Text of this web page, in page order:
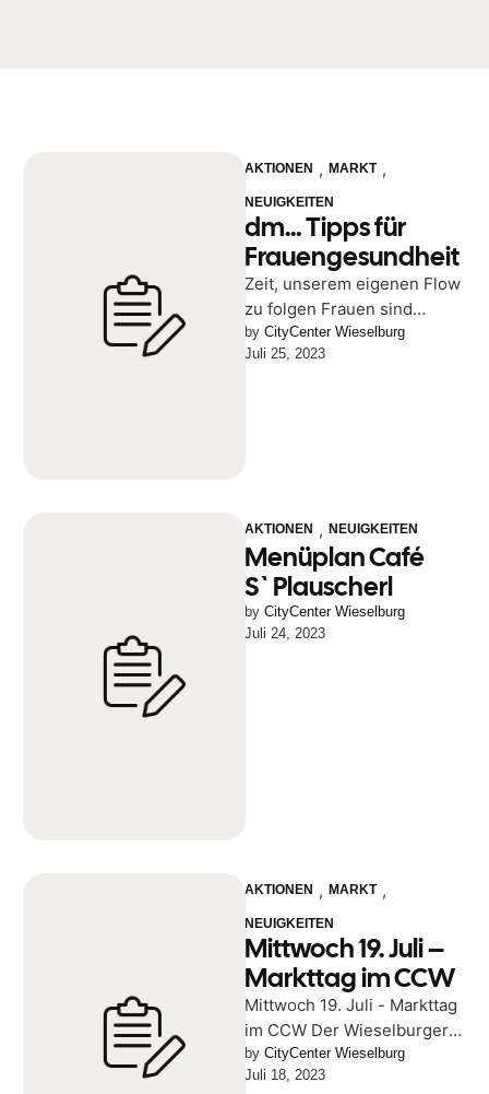
AKTIONEN , MARKT ,
NEUIGKEITEN
dm… Tipps für
Frauengesundheit
Zeit, unserem eigenen Flow
zu folgen Frauen sind
wundervoll und leisten
tagtäglich Großartiges.
by CityCenter Wieselburg
Juli 25, 2023
AKTIONEN , NEUIGKEITEN
Menüplan Café
S`Plauscherl
by CityCenter Wieselburg
Juli 24, 2023
AKTIONEN , MARKT ,
NEUIGKEITEN
Mittwoch 19. Juli –
Markttag im CCW
Mittwoch 19. Juli - Markttag
im CCW Der Wieselburger
Bauernmarkt - Gutes &
Reginales jeden 1. & 3. …
by CityCenter Wieselburg
Juli 18, 2023